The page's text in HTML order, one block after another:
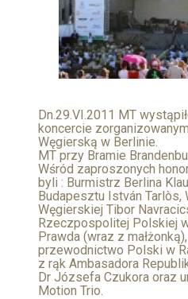
Dn.29.VI.2011 MT
koncercie
Węgierską w Berlinie.
MT przy Bramie
Wśród zaproszonych
byli : Burmistrz Berlina
Budapesztu István Tarlòs,
Węgierskiej Tibor
Rzeczpospolitej Polskiej
Prawda (wraz z
przewodnictwo Polski w
z rąk Ambasadora
Dr Józsefa Czukora oraz
Motion Trio.